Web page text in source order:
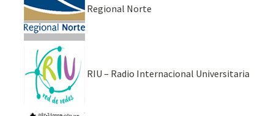
Regional Norte
RIU – Radio Internacional Universitaria